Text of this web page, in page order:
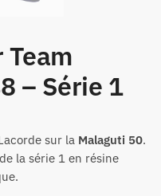
Team
– Série 1
sur la Malaguti 50.
la série 1 en résine